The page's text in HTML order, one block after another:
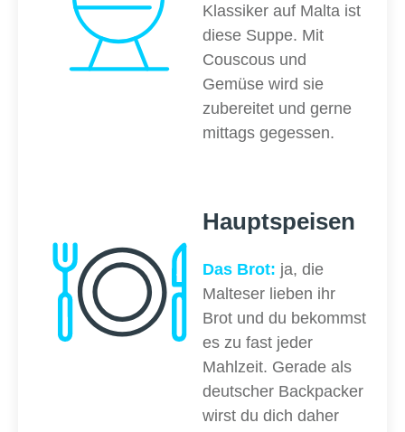
Klassiker auf Malta ist
diese Suppe. Mit
Couscous und
Gemüse wird sie
zubereitet und gerne
mittags gegessen.
Hauptspeisen
Das Brot: ja, die
Malteser lieben ihr
Brot und du bekommst
es zu fast jeder
Mahlzeit. Gerade als
deutscher Backpacker
wirst du dich daher